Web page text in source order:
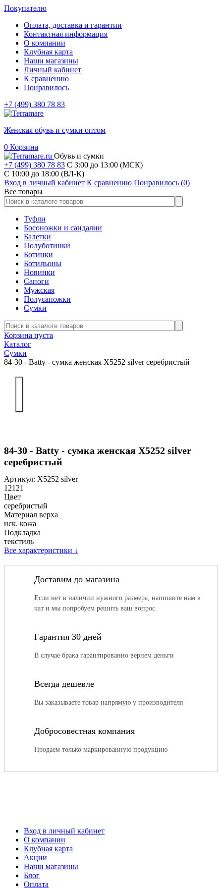
Покупателю
Оплата, доставка и гарантии
Контактная информация
О компании
Клубная карта
Наши магазины
Личный кабинет
К сравнению
Понравилось
+7 (499) 380 78 83
Женская обувь и сумки оптом
0 Корзина
Обувь и сумки
+7 (499) 380 78 83 С 3:00 до 13:00 (МСК)
C 10:00 до 18:00 (ВЛ-К)
Вход в личный кабинет К сравнению Понравилось (0)
Все товары
Туфли
Босоножки и сандалии
Балетки
Полуботинки
Ботинки
Ботильоны
Новинки
Сапоги
Мужская
Полусапожки
Сумки
Корзина пуста
Каталог
Сумки
84-30 - Batty - сумка женская Х5252 silver серебристый
84-30 - Batty - сумка женская Х5252 silver
серебристый
Артикул: Х5252 silver
12121
Цвет
серебристый
Материал верха
иск. кожа
Подкладка
текстиль
Все характеристики ↓
Доставим до магазина
Если нет в наличии нужного размера, напишите нам в
чат и мы попробуем решить ваш вопрос.
Гарантия 30 дней
В случае брака гарантированно вернем деньги
Всегда дешевле
Вы заказываете товар напрямую у производителя
Добросовестная компания
Продаем только маркированную продукцию
Вход в личный кабинет
О компании
Клубная карта
Акции
Наши магазины
Блог
Оплата